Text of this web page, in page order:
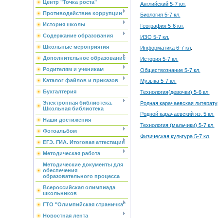
Центр "Точка роста"
Противодействие коррупции
История школы
Содержание образования
Школьные мероприятия
Дополнительное образование
Родителям и ученикам
Каталог файлов и приказов
Бухгалтерия
Электронная библиотека.
Школьная библиотека
Наши достижения
Фотоальбом
ЕГЭ. ГИА. Итоговая аттестация
Методическая работа
Методические документы для
обеспечения
образовательного процесса
Всероссийская олимпиада
школьников
ГТО "Олимпийская страничка"
Новостная лента
Английский 5-7 кл.
Биология 5-7 кл.
География 5-6 кл.
ИЗО 5-7 кл.
Информатика 6-7 кл.
История 5-7 кл.
Обществознание 5-7 кл.
Музыка 5-7 кл.
Технология(девочки) 5-6 кл.
Родная карачаевская
Родной карачаевский яз. 5 кл.
Технология (мальчики) 5-7 кл.
Физическая культура 5-7 кл.